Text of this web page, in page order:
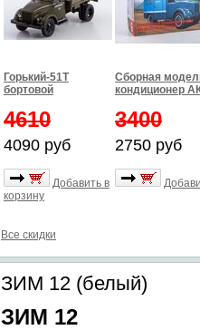
Горький-51Т
бортовой
4610
4090 руб
Добавить в
корзину
Сборная
кондиционер
3400
2750 руб
Все скидки
ЗИМ 12 (белый)
ЗИМ 12